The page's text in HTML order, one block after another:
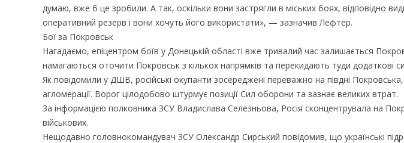
думаю, вже б це зробили. А так, оскільки вони застрягли в міських боях, відповідно
оперативний резерв і вони хочуть його використати», — зазначив Лефтер.
Бої за Покровськ
Нагадаємо, епіцентром боїв у Донецькій області вже тривалий час залишається
намагаються оточити Покровськ з кількох напрямків та перекидають туди додаткові
Як повідомили у ДШВ, російські окупанти зосереджені переважно на півдні Покровська,
агломерації. Ворог цілодобово штурмує позиції Сил оборони та зазнає великих втрат.
За інформацією полковника ЗСУ Владислава Селезньова, Росія сконцентрувала на
військових.
Нещодавно головнокомандувач ЗСУ Олександр Сирський повідомив, що українські